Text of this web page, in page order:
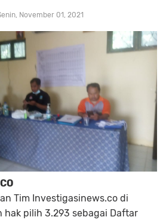
November 01, 2021
Tim Investigasinews.co di
hak pilih 3.293 sebagai Daftar